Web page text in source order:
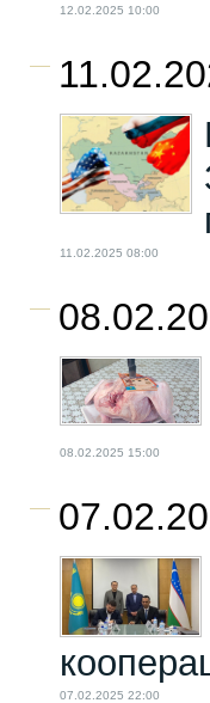
12.02.2025 10:00
11.02.2025 08:00
08.02.2025 15:00
07.02.2025 22:00